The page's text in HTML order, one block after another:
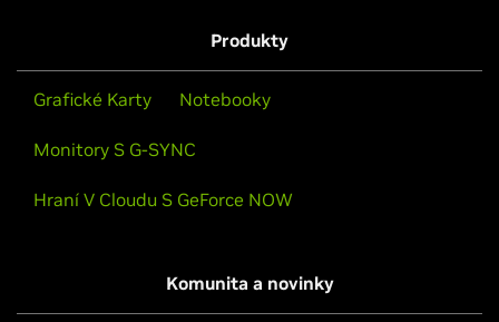
Produkty
Grafické Karty Notebooky
Monitory S G-SYNC
Hraní V Cloudu S GeForce NOW
Komunita a novinky